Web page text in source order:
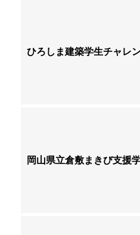
ひろしま建築学生チャレ
岡山県立倉敷まきび支援